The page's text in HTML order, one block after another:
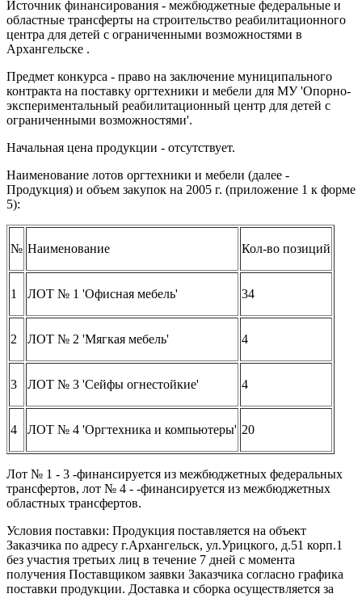
Источник финансирования - межбюджетные федеральные и
областные трансферты на строительство реабилитационного
центра для детей с ограниченными возможностями в
Архангельске .
Предмет конкурса - право на заключение муниципального
контракта на поставку оргтехники и мебели для МУ 'Опорно-
экспериментальный реабилитационный центр для детей с
ограниченными возможностями'.
Начальная цена продукции - отсутствует.
Наименование лотов оргтехники и мебели (далее -
Продукция) и объем закупок на 2005 г. (приложение 1 к форме
5):
№ Наименование Кол-во позиций
1 ЛОТ № 1 'Офисная мебель' 34
2 ЛОТ № 2 'Мягкая мебель' 4
3 ЛОТ № 3 'Сейфы огнестойкие' 4
4 ЛОТ № 4 'Оргтехника и компьютеры' 20
Лот № 1 - 3 -финансируется из межбюджетных федеральных
трансфертов, лот № 4 - -финансируется из межбюджетных
областных трансфертов.
Условия поставки: Продукция поставляется на объект
Заказчика по адресу г.Архангельск, ул.Урицкого, д.51 корп.1
без участия третьих лиц в течение 7 дней с момента
получения Поставщиком заявки Заказчика согласно графика
поставки продукции. Доставка и сборка осуществляется за